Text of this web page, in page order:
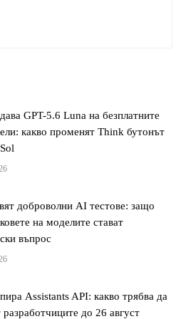
GPT-5.6 Luna на безплатните
какво променят Think бутонът
доброволни AI тестове: защо
на моделите стават
въпрос
Assistants API: какво трябва да
до 26 август